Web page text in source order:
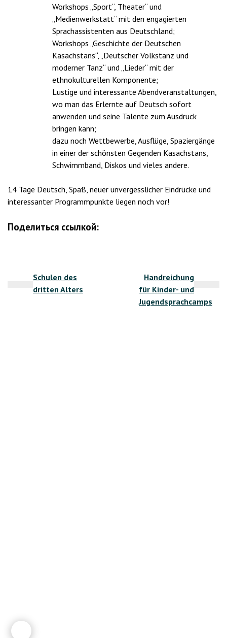
Workshops „Sport“, Theater“ und
„Medienwerkstatt“ mit den engagierten
Sprachassistenten aus Deutschland;
Workshops „Geschichte der Deutschen
Kasachstans“, „Deutscher Volkstanz und
moderner Tanz“ und „Lieder“ mit der
ethnokulturellen Komponente;
Lustige und interessante Abendveranstaltungen,
wo man das Erlernte auf Deutsch sofort
anwenden und seine Talente zum Ausdruck
bringen kann;
dazu noch Wettbewerbe, Ausflüge, Spaziergänge
in einer der schönsten Gegenden Kasachstans,
Schwimmband, Diskos und vieles andere.
14 Tage Deutsch, Spaß, neuer unvergesslicher Eindrücke und
interessanter Programmpunkte liegen noch vor!
Поделиться ссылкой:
Schulen des
dritten Alters
Handreichung
für Kinder- und
Jugendsprachcamps